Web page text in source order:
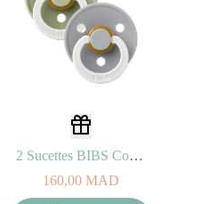
2 Sucettes BIBS Colour Anatomic Sage/Cloud – GLOW (6-18mois)
160,00 MAD